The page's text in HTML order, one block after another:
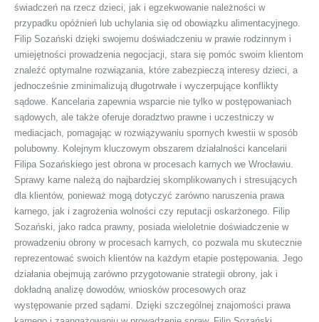
świadczeń na rzecz dzieci, jak i egzekwowanie należności w
przypadku opóźnień lub uchylania się od obowiązku alimentacyjnego.
Filip Sozański dzięki swojemu doświadczeniu w prawie rodzinnym i
umiejętności prowadzenia negocjacji, stara się pomóc swoim klientom
znaleźć optymalne rozwiązania, które zabezpieczą interesy dzieci, a
jednocześnie zminimalizują długotrwałe i wyczerpujące konflikty
sądowe. Kancelaria zapewnia wsparcie nie tylko w postępowaniach
sądowych, ale także oferuje doradztwo prawne i uczestniczy w
mediacjach, pomagając w rozwiązywaniu spornych kwestii w sposób
polubowny. Kolejnym kluczowym obszarem działalności kancelarii
Filipa Sozańskiego jest obrona w procesach karnych we Wrocławiu.
Sprawy karne należą do najbardziej skomplikowanych i stresujących
dla klientów, ponieważ mogą dotyczyć zarówno naruszenia prawa
karnego, jak i zagrożenia wolności czy reputacji oskarżonego. Filip
Sozański, jako radca prawny, posiada wieloletnie doświadczenie w
prowadzeniu obrony w procesach karnych, co pozwala mu skutecznie
reprezentować swoich klientów na każdym etapie postępowania. Jego
działania obejmują zarówno przygotowanie strategii obrony, jak i
dokładną analizę dowodów, wniosków procesowych oraz
występowanie przed sądami. Dzięki szczególnej znajomości prawa